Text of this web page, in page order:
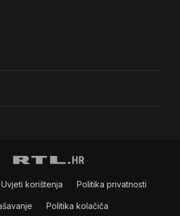
Uvjeti korištenja Politika privatnosti
Politika kolačiča